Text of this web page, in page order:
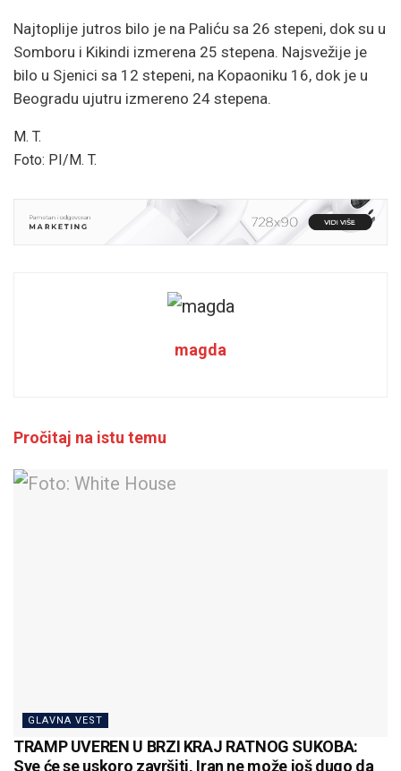
Najtoplije jutros bilo je na Paliću sa 26 stepeni, dok su u
Somboru i Kikindi izmerena 25 stepena. Najsvežije je
bilo u Sjenici sa 12 stepeni, na Kopaoniku 16, dok je u
Beogradu ujutru izmereno 24 stepena.
M. T.
Foto: PI/M. T.
magda
Pročitaj na istu temu
GLAVNA VEST
TRAMP UVEREN U BRZI KRAJ RATNOG SUKOBA:
Sve će se uskoro završiti, Iran ne može još dugo da